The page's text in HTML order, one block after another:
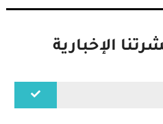
الإخبارية